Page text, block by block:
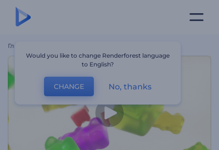
Главная
Would you like to change Renderforest language
to English?
CHANGE No, thanks